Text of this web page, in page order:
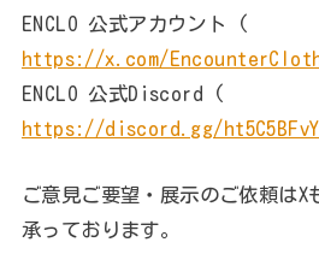
ENCLO 公式アカウント (
https://x.com/
ENCLO 公式Discord (
https://discord.gg/
ご意見ご要望・展示のご依頼は
承っております。